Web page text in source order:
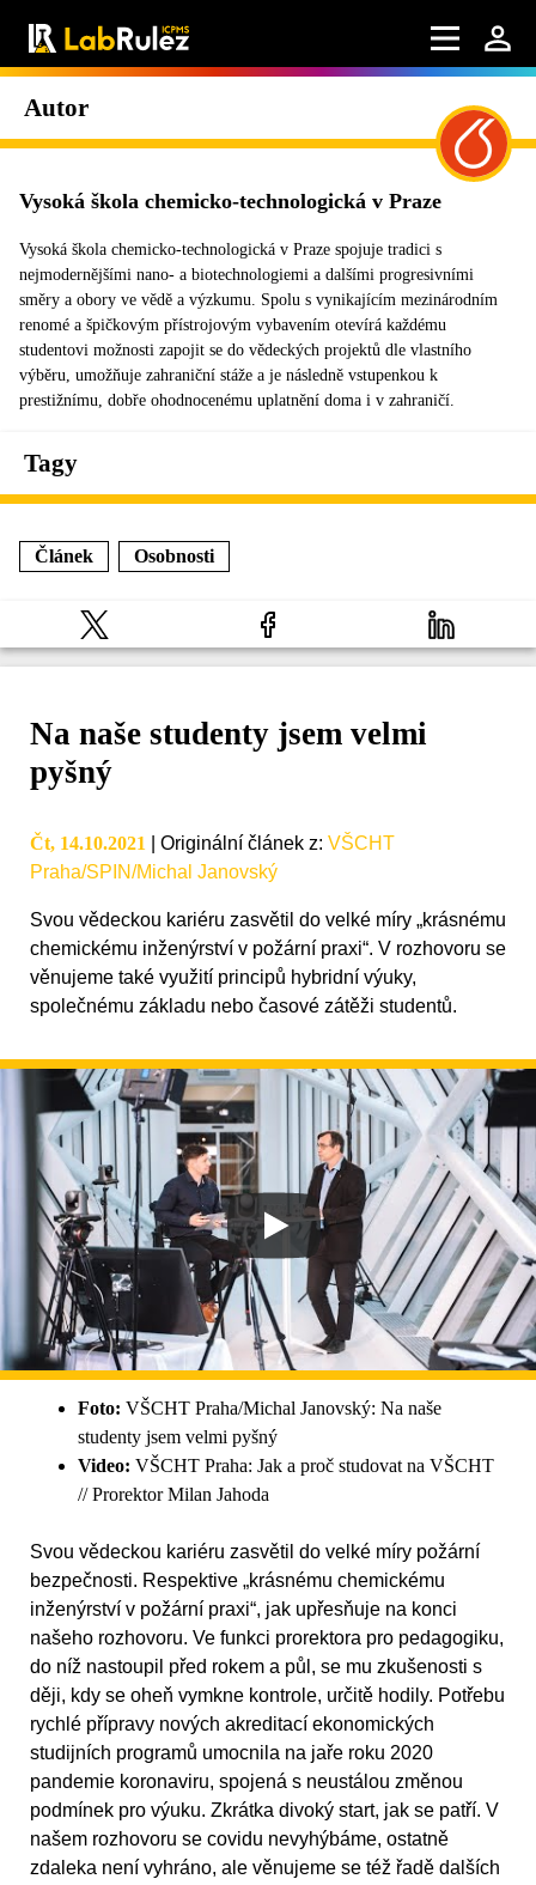
Autor
Vysoká škola chemicko-technologická v Praze
Vysoká škola chemicko-technologická v Praze spojuje tradici s
nejmodernějšími nano- a biotechnologiemi a dalšími progresivními
směry a obory ve vědě a výzkumu. Spolu s vynikajícím mezinárodním
renomé a špičkovým přístrojovým vybavením otevírá každému
studentovi možnosti zapojit se do vědeckých projektů dle vlastního
výběru, umožňuje zahraniční stáže a je následně vstupenkou k
prestižnímu, dobře ohodnocenému uplatnění doma i v zahraničí.
Tagy
Článek Osobnosti
Na naše studenty jsem velmi
pyšný
Čt, 14.10.2021 Originální článek z: VŠCHT
Praha/SPIN/Michal Janovský
Svou vědeckou kariéru zasvětil do velké míry „krásnému
chemickému inženýrství v požární praxi“. V rozhovoru se
věnujeme také využití principů hybridní výuky,
společnému základu nebo časové zátěži studentů.
Foto: VŠCHT Praha/Michal Janovský: Na naše
studenty jsem velmi pyšný
Video: VŠCHT Praha: Jak a proč studovat na VŠCHT
// Prorektor Milan Jahoda
Svou vědeckou kariéru zasvětil do velké míry požární
bezpečnosti. Respektive „krásnému chemickému
inženýrství v požární praxi“, jak upřesňuje na konci
našeho rozhovoru. Ve funkci prorektora pro pedagogiku,
do níž nastoupil před rokem a půl, se mu zkušenosti s
ději, kdy se oheň vymkne kontrole, určitě hodily. Potřebu
rychlé přípravy nových akreditací ekonomických
studijních programů umocnila na jaře roku 2020
pandemie koronaviru, spojená s neustálou změnou
podmínek pro výuku. Zkrátka divoký start, jak se patří. V
našem rozhovoru se covidu nevyhýbáme, ostatně
zdaleka není vyhráno, ale věnujeme se též řadě dalších